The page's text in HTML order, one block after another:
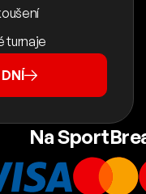
turnaje
Na